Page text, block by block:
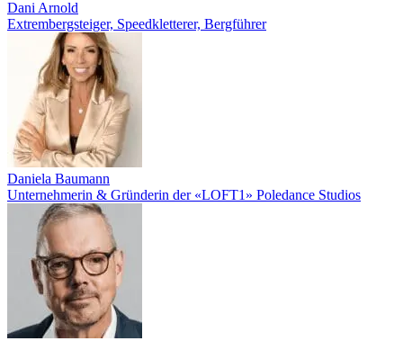
Dani Arnold
Extrembergsteiger, Speedkletterer, Bergführer
Daniela Baumann
Unternehmerin & Gründerin der «LOFT1» Poledance Studios